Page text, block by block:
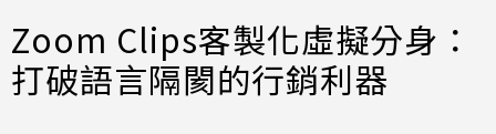
Zoom Clips客製化虛擬分身：
打破語言隔閡的行銷利器